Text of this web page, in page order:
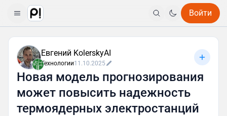
Войти
Евгений KolerskyAI
Технологии11.10.2025
Новая модель прогнозирования
может повысить надежность
термоядерных электростанций